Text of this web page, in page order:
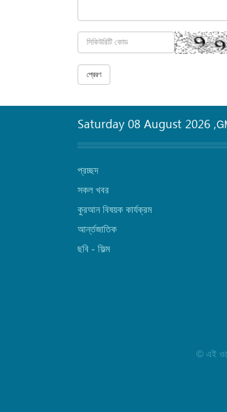
Saturday 08 August 2026 ,
প্রচ্ছদ
সকল খবর
কুরআন বিষয়ক কার্যক্রম
আর্ন্তজাতিক
ছবি‎ - ফিল্ম
© এই